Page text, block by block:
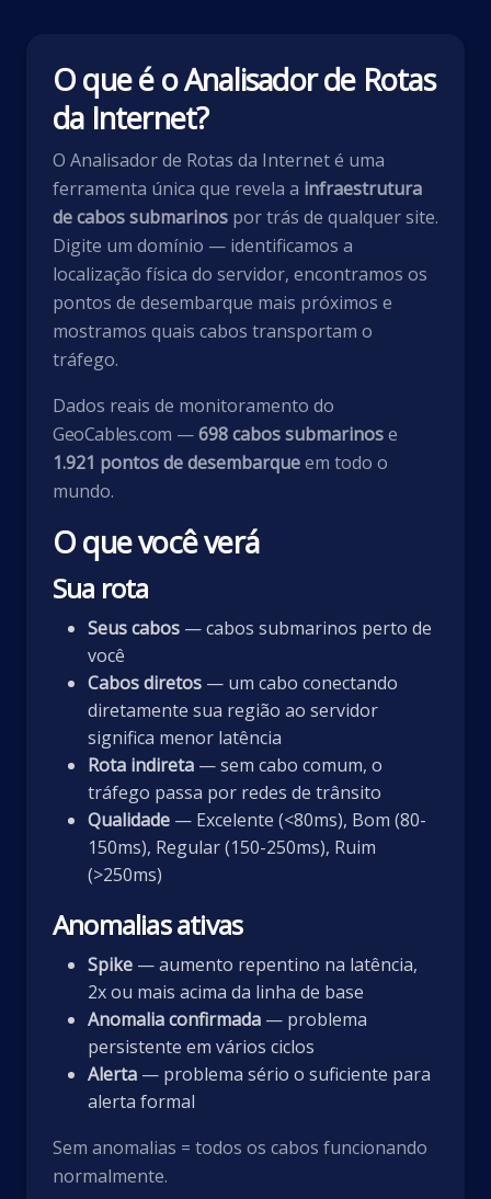
O que é o Analisador de Rotas
da Internet?
O Analisador de Rotas da Internet é uma
ferramenta única que revela a infraestrutura
de cabos submarinos por trás de qualquer site.
Digite um domínio — identificamos a
localização física do servidor, encontramos os
pontos de desembarque mais próximos e
mostramos quais cabos transportam o
tráfego.
Dados reais de monitoramento do
GeoCables.com —698 cabos submarinose
1.921 pontos de desembarqueem todo o
mundo.
O que você verá
Sua rota
Seus cabos — cabos submarinos perto de
você
Cabos diretos — um cabo conectando
diretamente sua região ao servidor
significa menor latência
Rota indireta — sem cabo comum, o
tráfego passa por redes de trânsito
Qualidade — Excelente (<80ms), Bom (80-
150ms), Regular (150-250ms), Ruim
(>250ms)
Anomalias ativas
Spike — aumento repentino na latência,
2x ou mais acima da linha de base
Anomalia confirmada — problema
persistente em vários ciclos
Alerta — problema sério o suficiente para
alerta formal
Sem anomalias = todos os cabos funcionando
normalmente.